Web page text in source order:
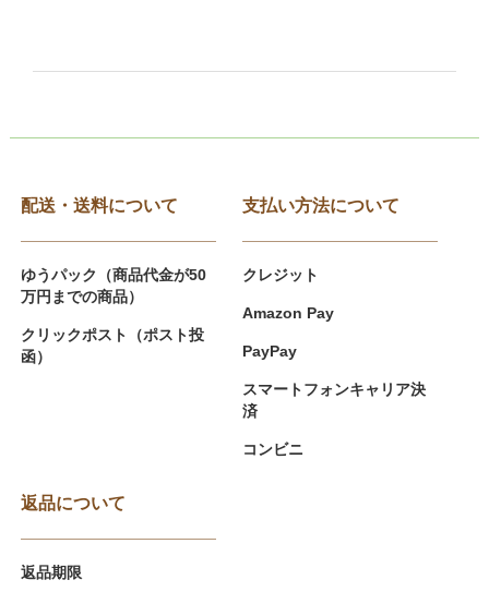
配送・送料について
ゆうパック（商品代金が50
万円までの商品）
クリックポスト（ポスト投
函）
支払い方法について
クレジット
Amazon Pay
PayPay
スマートフォンキャリア決
済
コンビニ
返品について
返品期限